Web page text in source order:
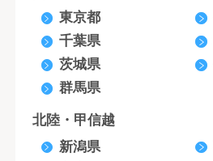
東京都
千葉県
茨城県
群馬県
北陸・甲信越
新潟県